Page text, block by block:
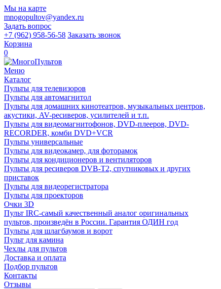
Мы на карте
mnogopultov@yandex.ru
Задать вопрос
+7 (962) 958-56-58 Заказать звонок
Корзина
0
Меню
Каталог
Пульты для телевизоров
Пульты для автомагнитол
Пульты для домашних кинотеатров, музыкальных центров,
акустики, AV-ресиверов, усилителей и т.п.
Пульты для видеомагнитофонов, DVD-плееров, DVD-
RECORDER, комби DVD+VCR
Пульты универсальные
Пульты для видеокамер, для фоторамок
Пульты для кондиционеров и вентиляторов
Пульты для ресиверов DVB-T2, спутниковых и других
приставок
Пульты для видеорегистратора
Пульты для проекторов
Очки 3D
Пульт IRC-самый качественный аналог оригинальных
пультов, произведён в России. Гарантия ОДИН год
Пульты для шлагбаумов и ворот
Пульт для камина
Чехлы для пультов
Доставка и оплата
Подбор пультов
Контакты
Отзывы